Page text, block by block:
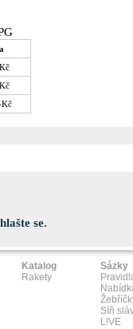
Kč
se.
Katalog
Rakety
Sázky
Síň
L!VE